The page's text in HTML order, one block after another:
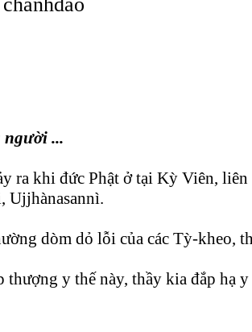
...
ra khi đức Phật ở tại Kỳ Viên,
Ujjhànasannì.
dòm dỏ lỗi của các Tỳ-kheo,
thượng y thế này, thầy kia đắp hạ